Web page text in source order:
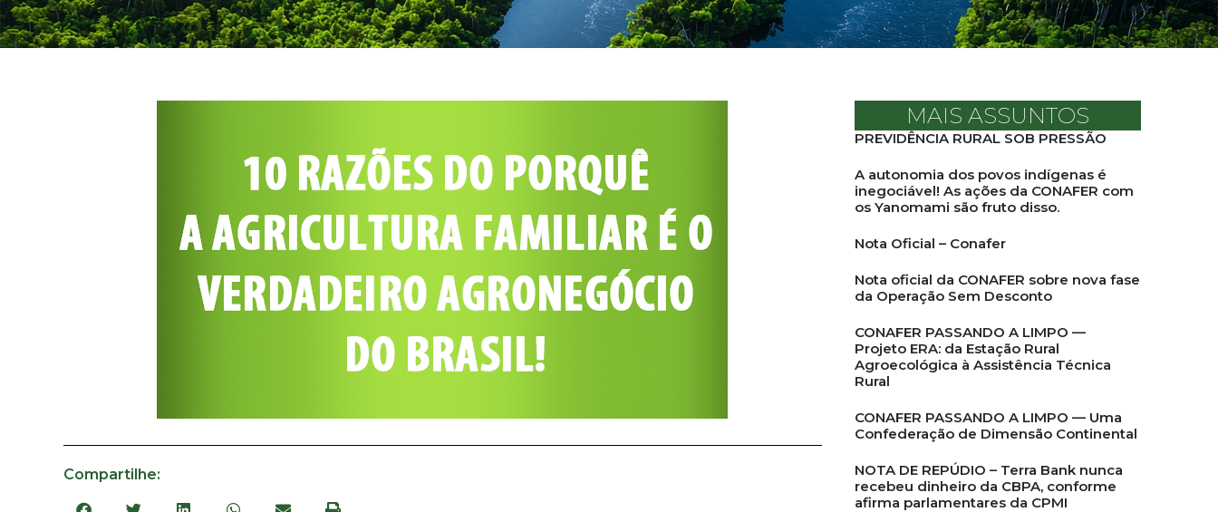
Compartilhe:
MAIS ASSUNTOS
PREVIDÊNCIA RURAL SOB PRESSÃO
A autonomia dos povos indígenas é
inegociável! As ações da CONAFER com
os Yanomami são fruto disso.
Nota Oficial – Conafer
Nota oficial da CONAFER sobre nova fase
da Operação Sem Desconto
CONAFER PASSANDO A LIMPO —
Projeto ERA: da Estação Rural
Agroecológica à Assistência Técnica
Rural
CONAFER PASSANDO A LIMPO — Uma
Confederação de Dimensão Continental
NOTA DE REPÚDIO – Terra Bank nunca
recebeu dinheiro da CBPA, conforme
afirma parlamentares da CPMI